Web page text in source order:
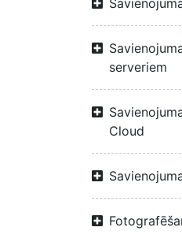
serveriem
Cloud